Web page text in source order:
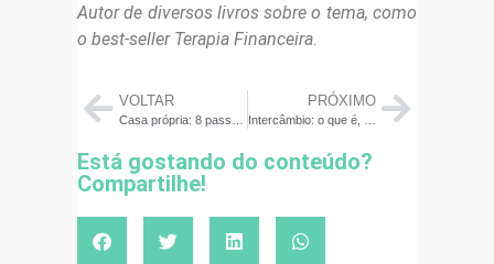
Autor de diversos livros sobre o tema, como
o best-seller Terapia Financeira
VOLTAR PRÓXIMO
Está gostando do conteúdo?
Compartilhe!